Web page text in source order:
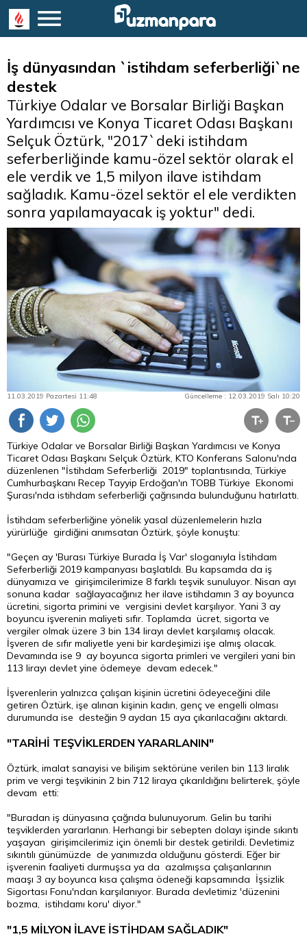
İş dünyasından `istihdam seferberliği`ne
destek
Türkiye Odalar ve Borsalar Birliği Başkan
Yardımcısı ve Konya Ticaret Odası Başkanı
Selçuk Öztürk, "2017`deki istihdam
seferberliğinde kamu-özel sektör olarak el
ele verdik ve 1,5 milyon ilave istihdam
sağladık. Kamu-özel sektör el ele verdikten
sonra yapılamayacak iş yoktur" dedi.
11.03.2019 Pazartesi 11:48 Güncelleme : 12.03.2019 Salı 10:20
Türkiye Odalar ve Borsalar Birliği Başkan Yardımcısı ve Konya
Ticaret Odası Başkanı Selçuk Öztürk, KTO Konferans Salonu'nda
düzenlenen "İstihdam Seferberliği 2019" toplantısında, Türkiye
Cumhurbaşkanı Recep Tayyip Erdoğan'ın TOBB Türkiye Ekonomi
Şurası'nda istihdam seferberliği çağrısında bulunduğunu hatırlattı.
İstihdam seferberliğine yönelik yasal düzenlemelerin hızla
yürürlüğe girdiğini anımsatan Öztürk, şöyle konuştu:
"Geçen ay 'Burası Türkiye Burada İş Var' sloganıyla İstihdam
Seferberliği 2019 kampanyası başlatıldı. Bu kapsamda da iş
dünyamıza ve girişimcilerimize 8 farklı teşvik sunuluyor. Nisan ayı
sonuna kadar sağlayacağınız her ilave istihdamın 3 ay boyunca
ücretini, sigorta primini ve vergisini devlet karşılıyor. Yani 3 ay
boyuncu işverenin maliyeti sıfır. Toplamda ücret, sigorta ve
vergiler olmak üzere 3 bin 134 lirayı devlet karşılamış olacak.
İşveren de sıfır maliyetle yeni bir kardeşimizi işe almış olacak.
Devamında ise 9 ay boyunca sigorta primleri ve vergileri yani bin
113 lirayı devlet yine ödemeye devam edecek."
İşverenlerin yalnızca çalışan kişinin ücretini ödeyeceğini dile
getiren Öztürk, işe alınan kişinin kadın, genç ve engelli olması
durumunda ise desteğin 9 aydan 15 aya çıkarılacağını aktardı.
"TARİHİ TEŞVİKLERDEN YARARLANIN"
Öztürk, imalat sanayisi ve bilişim sektörüne verilen bin 113 liralık
prim ve vergi teşvikinin 2 bin 712 liraya çıkarıldığını belirterek, şöyle
devam etti:
"Buradan iş dünyasına çağrıda bulunuyorum. Gelin bu tarihi
teşviklerden yararlanın. Herhangi bir sebepten dolayı işinde sıkıntı
yaşayan girişimcilerimiz için önemli bir destek getirildi. Devletimiz
sıkıntılı günümüzde de yanımızda olduğunu gösterdi. Eğer bir
işverenin faaliyeti durmuşsa ya da azalmışsa çalışanlarının
maaşı 3 ay boyunca kısa çalışma ödeneği kapsamında İşsizlik
Sigortası Fonu'ndan karşılanıyor. Burada devletimiz 'düzenini
bozma, istihdamı koru' diyor."
"1,5 MİLYON İLAVE İSTİHDAM SAĞLADIK"